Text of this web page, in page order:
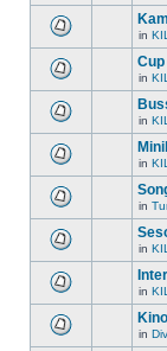
in KIL
Cup
in KIL
in KIL
in KIL
in
in KIL
in KIL
in